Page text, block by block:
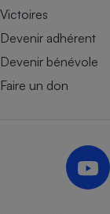
Victoires
Devenir adhérent
Devenir bénévole
Faire un don